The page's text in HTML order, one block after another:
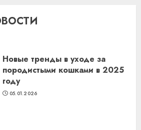
Новые тренды в уходе за
породистыми кошками в 2025
году
05.01.2026